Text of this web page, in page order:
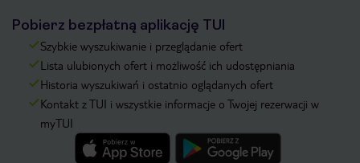
Pobierz bezpłatną aplikację TUI
Szybkie wyszukiwanie i przeglądanie ofert
Lista ulubionych ofert i możliwość ich udostępniania
Historia wyszukiwań i ostatnio oglądanych ofert
Kontakt z TUI i wszystkie informacje o Twojej rezerwacji w
myTUI